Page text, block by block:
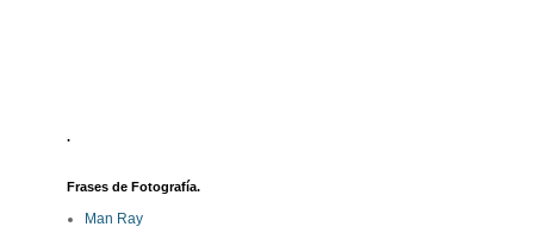
.
Frases de Fotografía.
Man Ray